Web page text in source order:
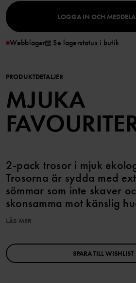
LOGGA IN OCH
Webblager Se lagerstatus i butik
PRODUKTDETALJER
MJUKA
2-pack trosor i mjuk
Trosorna är sydda med
sömmar som inte skaver
skonsamma mot känslig
Egenskaper:
• Extra mjuka, platta sömmar
LÄS MER
SPARA TILL WISHLIST